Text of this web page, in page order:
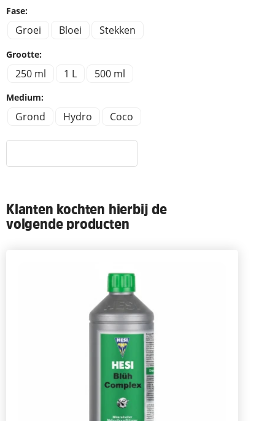
Fase:
Groei Bloei Stekken
Grootte:
250 ml 1 L 500 ml
Medium:
Grond Hydro Coco
Klanten kochten hierbij de
volgende producten